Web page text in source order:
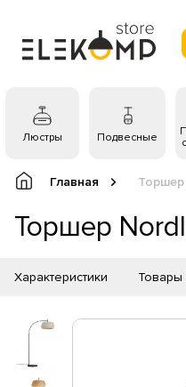
Люстры Подвесные
Главная Торшер
Торшер
Характеристики Товары